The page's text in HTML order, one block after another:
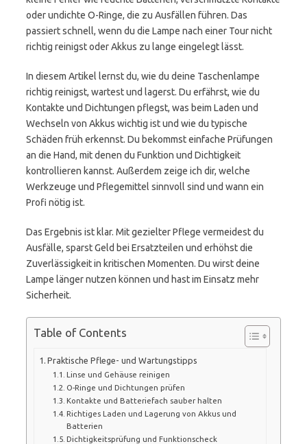
oder undichte O-Ringe, die zu Ausfällen führen. Das
passiert schnell, wenn du die Lampe nach einer Tour nicht
richtig reinigst oder Akkus zu lange eingelegt lässt.
In diesem Artikel lernst du, wie du deine Taschenlampe
richtig reinigst, wartest und lagerst. Du erfährst, wie du
Kontakte und Dichtungen pflegst, was beim Laden und
Wechseln von Akkus wichtig ist und wie du typische
Schäden früh erkennst. Du bekommst einfache Prüfungen
an die Hand, mit denen du Funktion und Dichtigkeit
kontrollieren kannst. Außerdem zeige ich dir, welche
Werkzeuge und Pflegemittel sinnvoll sind und wann ein
Profi nötig ist.
Das Ergebnis ist klar. Mit gezielter Pflege vermeidest du
Ausfälle, sparst Geld bei Ersatzteilen und erhöhst die
Zuverlässigkeit in kritischen Momenten. Du wirst deine
Lampe länger nutzen können und hast im Einsatz mehr
Sicherheit.
Table of Contents
Praktische Pflege- und Wartungstipps
Linse und Gehäuse reinigen
O-Ringe und Dichtungen prüfen
Kontakte und Batteriefach sauber halten
Richtiges Laden und Lagerung von Akkus und
Batterien
Dichtigkeitsprüfung und Funktionscheck